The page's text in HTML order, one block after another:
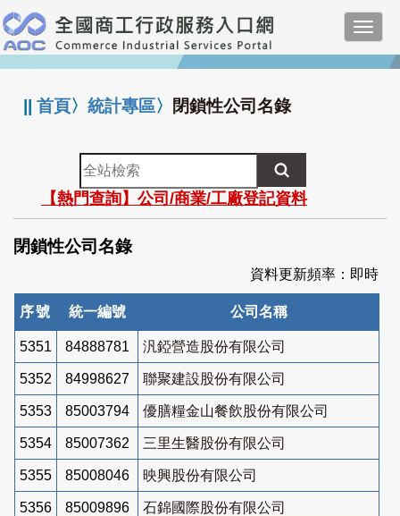
跳
到
主
要
:::
||首頁〉統計專區〉 閉鎖性公司名錄
全
站
檢
索
【熱門查詢】公司/商業/工廠登記資料
閉鎖性公司名錄
資料更新頻率：即時
序號 統一編號 公司名稱
5351 84888781 汎錏營造股份有限公司
5352 84998627 聯聚建設股份有限公司
5353 85003794 優膳糧金山餐飲股份有限公司
5354 85007362 三里生醫股份有限公司
5355 85008046 映興股份有限公司
5356 85009896 石錦國際股份有限公司